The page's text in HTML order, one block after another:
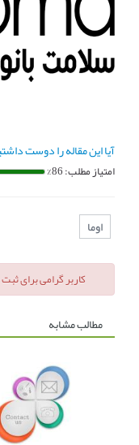
آیا این مقاله را دوست
امتیاز مطلب: 86%
اوما
کاربر گرامی برای
مطالب مشابه